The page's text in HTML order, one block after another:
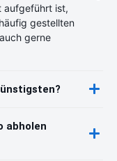
aufgeführt ist,
gestellten
gerne
abholen